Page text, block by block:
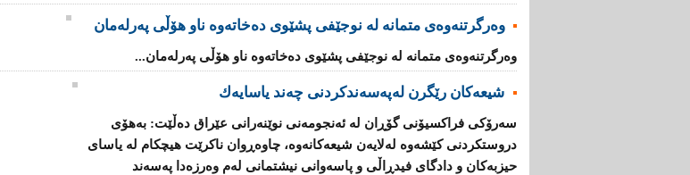
وەرگرتنەوەی متمانە لە نوجێفی پشێوی دەخاتەوە ناو هۆڵی پەرلەمان
وەرگرتنەوەی متمانە لە نوجێفی پشێوی دەخاتەوە ناو هۆڵی پەرلەمان...
شیعه‌كان رێگرن له‌په‌سه‌ندكردنی چه‌ند یاسایه‌ك
سه‌رۆكی فراكسیۆنی گۆڕان له‌ ئه‌نجومه‌نی نوێنه‌رانی عێراق ده‌ڵێت: به‌هۆی
دروستكردنی كێشه‌وه‌ له‌لایه‌ن شیعه‌كانه‌وه‌، چاوه‌ڕوان ناكرێت هیچكام له‌ یاسای
حیزبه‌كان و دادگای فیدڕاڵی و پاسه‌وانی نیشتمانی له‌م وه‌رزه‌دا په‌سه‌ند